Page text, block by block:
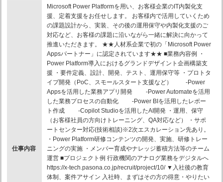
仕事内容
Microsoft Power Platformを用い、お客様企業のIT内製化支
援、定着支援をお任せします。 お客様内で活用していくため
の課題設計から、実装、その後の運用保守や内製化支援のご
対応など、お客様の課題に沿いながら一緒に解決に向かって
推進いただきます。 ★★人材系企業で初の「Microsoft Power
Appsパートナー」に認定されています★★ ■業務内容例 ・
Power Platform導入におけるグランドデザイント企画構築支
援 ・要件定義、設計、開発、テスト、運用保守等 ・プロトタ
イプ開発（PoC、スモールスタート支援など） -Power
Appsを活用した業務アプリ開発 -Power Automateを活用
した業務プロセスの自動化 -Power BIを活用したレポー
ト作成 -Copilot Studioを活用したAI開発 ・運用、保守
（お客様社員の方向けトレーニング、QA対応など） ・サポ
ートセンター対応(技術相談)※2次エスカレーション先あり。
・Power Platform研修コンテンツの開発、実施、研修トレー
ニングの実施 ・メンバー育成やナレッジ蓄積方法等のチーム
運営 ■プロジェクト例 行政機関のアナログ業務をデジタルへ
https://x-tech.pasona.co.jp/recruit/project/10/ ▼入社後の教育
体制、案件アサイン 入社時、まずはその方の得意・やりたい